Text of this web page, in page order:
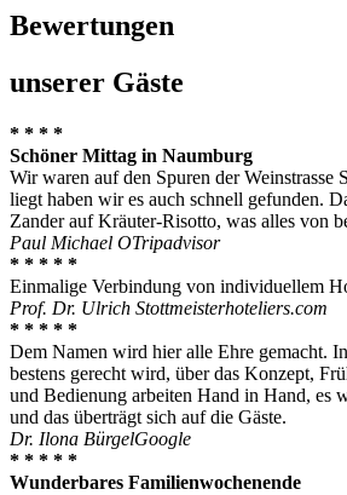
Bewertungen
unserer Gäste
* * * *
Schöner Mittag in Naumburg
Wir waren auf den Spuren der
liegt haben wir es auch schnell gefunden.
Zander auf Kräuter-Risotto, was alles von
Paul Michael OTripadvisor
* * * * *
Einmalige Verbindung von individuellem
Prof. Dr. Ulrich Stottmeisterhoteliers.com
* * * * *
Dem Namen wird hier alle Ehre gemacht.
bestens gerecht wird, über das Konzept,
und Bedienung arbeiten Hand in Hand, es
und das überträgt sich auf die Gäste.
Dr. Ilona BürgelGoogle
* * * * *
Wunderbares Familienwochenende